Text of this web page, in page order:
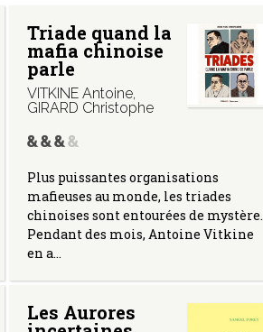
Triade quand la
mafia chinoise
parle
VITKINE Antoine,
GIRARD Christophe
Plus puissantes organisations
mafieuses au monde, les triades
chinoises sont entourées de mystère.
Pendant des mois, Antoine Vitkine
en a…
Les Aurores